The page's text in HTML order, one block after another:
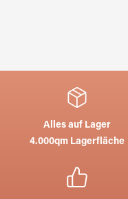
Alles auf Lager
4.000qm Lagerfläche